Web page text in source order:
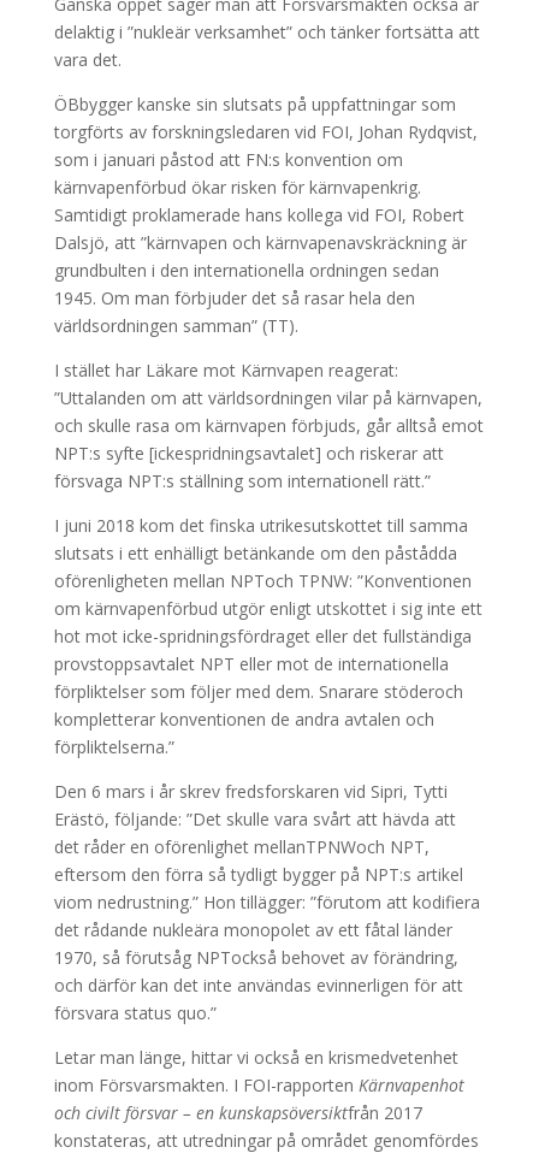
delaktig i ”nukleär verksamhet” och tänker fortsätta att
vara det.
ÖBbygger kanske sin slutsats på uppfattningar som
torgförts av forskningsledaren vid FOI, Johan Rydqvist,
som i januari påstod att FN:s konvention om
kärnvapenförbud ökar risken för kärnvapenkrig.
Samtidigt proklamerade hans kollega vid FOI, Robert
Dalsjö, att ”kärnvapen och kärnvapenavskräckning är
grundbulten i den internationella ordningen sedan
1945. Om man förbjuder det så rasar hela den
världsordningen samman” (TT).
I stället har Läkare mot Kärnvapen reagerat:
”Uttalanden om att världsordningen vilar på kärnvapen,
och skulle rasa om kärnvapen förbjuds, går alltså emot
NPT:s syfte [ickespridningsavtalet] och riskerar att
försvaga NPT:s ställning som internationell rätt.”
I juni 2018 kom det finska utrikesutskottet till samma
slutsats i ett enhälligt betänkande om den påstådda
oförenligheten mellan NPToch TPNW: ”Konventionen
om kärnvapenförbud utgör enligt utskottet i sig inte ett
hot mot icke-spridningsfördraget eller det fullständiga
provstoppsavtalet NPT eller mot de internationella
förpliktelser som följer med dem. Snarare stöderoch
kompletterar konventionen de andra avtalen och
förpliktelserna.”
Den 6 mars i år skrev fredsforskaren vid Sipri, Tytti
Erästö, följande: ”Det skulle vara svårt att hävda att
det råder en oförenlighet mellanTPNWoch NPT,
eftersom den förra så tydligt bygger på NPT:s artikel
viom nedrustning.” Hon tillägger: ”förutom att kodifiera
det rådande nukleära monopolet av ett fåtal länder
1970, så förutsåg NPTockså behovet av förändring,
och därför kan det inte användas evinnerligen för att
försvara status quo.”
Letar man länge, hittar vi också en krismedvetenhet
inom Försvarsmakten. I FOI-rapporten Kärnvapenhot
och civilt försvar – en kunskapsöversiktfrån 2017
konstateras, att utredningar på området genomfördes